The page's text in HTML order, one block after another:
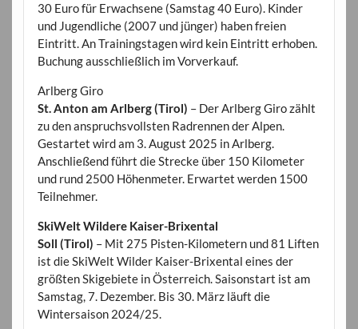
30 Euro für Erwachsene (Samstag 40 Euro). Kinder
und Jugendliche (2007 und jünger) haben freien
Eintritt. An Trainingstagen wird kein Eintritt erhoben.
Buchung ausschließlich im Vorverkauf.
Arlberg Giro
St. Anton am Arlberg (Tirol) – Der Arlberg Giro zählt
zu den anspruchsvollsten Radrennen der Alpen.
Gestartet wird am 3. August 2025 in Arlberg.
Anschließend führt die Strecke über 150 Kilometer
und rund 2500 Höhenmeter. Erwartet werden 1500
Teilnehmer.
SkiWelt Wildere Kaiser-Brixental
Soll (Tirol) – Mit 275 Pisten-Kilometern und 81 Liften
ist die SkiWelt Wilder Kaiser-Brixental eines der
größten Skigebiete in Österreich. Saisonstart ist am
Samstag, 7. Dezember. Bis 30. März läuft die
Wintersaison 2024/25.